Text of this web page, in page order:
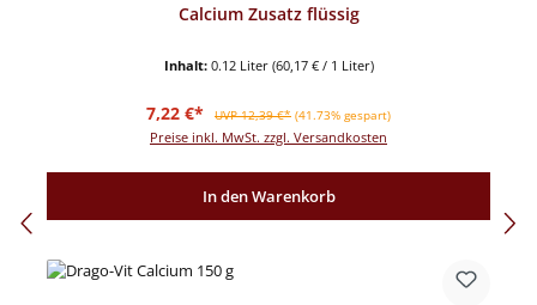
Calcium Zusatz flüssig
Inhalt: 0.12 Liter (60,17 € / 1 Liter)
Verkaufspreis:
7,22 €* Regulärer Preis:
UVP 12,39 €* (41.73% gespart)
Preise inkl. MwSt. zzgl. Versandkosten
In den Warenkorb